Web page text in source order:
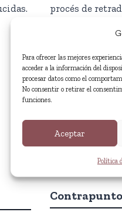
Para ofrecer las mejores
acceder a la información del
procesar datos como el
No consentir o retirar el
funciones.
Aceptar
Política
procés de
Juny del 2026.
Contrapunto